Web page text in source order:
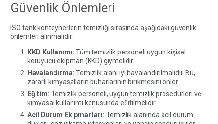
Güvenlik Önlemleri
ISO tank konteynerlerin temizliği sırasında aşağıdaki güvenlik
önlemleri alınmalıdır:
KKD Kullanımı: Tüm temizlik personeli uygun kişisel
koruyucu ekipman (KKD) giymelidir.
Havalandırma: Temizlik alanı iyi havalandırılmalıdır. Bu,
zararlı kimyasalların buharlarının birikmesini önler.
Eğitim: Temizlik personeli, uygun temizlik prosedürleri ve
kimyasal kullanımı konusunda eğitilmelidir.
Acil Durum Ekipmanları: Temizlik alanında acil durum